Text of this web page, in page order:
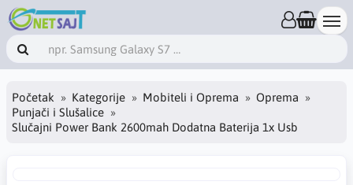
Početak Kategorije Mobiteli i Oprema
Oprema
Punjači i Slušalice
Slučajni Power Bank 2600mah Dodatna Baterija 1x Usb